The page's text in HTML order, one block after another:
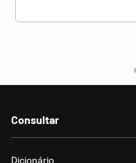
Consultar
Dicionário